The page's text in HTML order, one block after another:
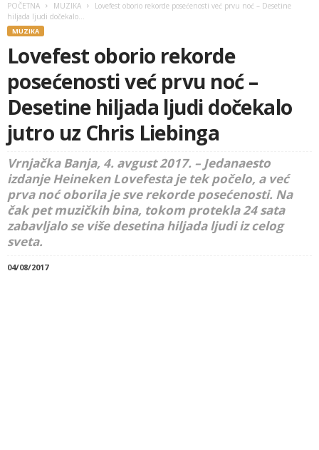
POČETNA MUZIKA
Lovefest oborio rekorde posećenosti već prvu noć – Desetine
hiljada ljudi dočekalo...
MUZIKA
Lovefest oborio rekorde
posećenosti već prvu noć –
Desetine hiljada ljudi dočekalo
jutro uz Chris Liebinga
Vrnjačka Banja, 4. avgust 2017. – Jedanaesto
izdanje Heineken Lovefesta je tek počelo, a već
prva noć oborila je sve rekorde posećenosti. Na
čak pet muzičkih bina, tokom protekla 24 sata
zabavljalo se više desetina hiljada ljudi iz celog
sveta.
04/08/2017